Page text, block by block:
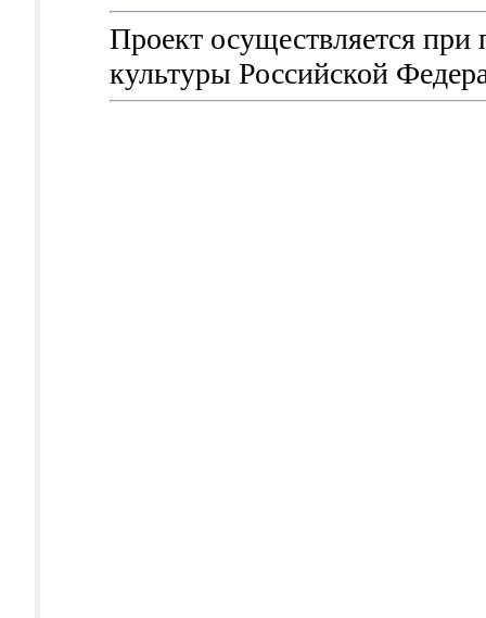
Проект осуществляется
культуры Российской